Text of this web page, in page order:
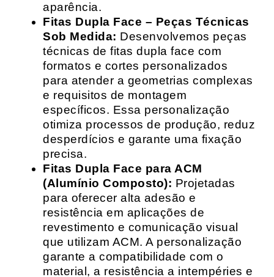
aparência.
Fitas Dupla Face – Peças Técnicas
Sob Medida: Desenvolvemos peças
técnicas de fitas dupla face com
formatos e cortes personalizados
para atender a geometrias complexas
e requisitos de montagem
específicos. Essa personalização
otimiza processos de produção, reduz
desperdícios e garante uma fixação
precisa.
Fitas Dupla Face para ACM
(Alumínio Composto): Projetadas
para oferecer alta adesão e
resistência em aplicações de
revestimento e comunicação visual
que utilizam ACM. A personalização
garante a compatibilidade com o
material, a resistência a intempéries e